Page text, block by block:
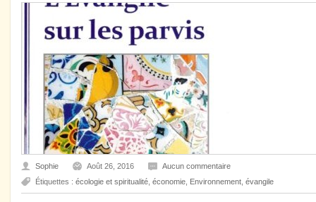
Sophie Août 26, 2016
Aucun commentaire
Étiquettes : écologie et spiritualité économie Environnement évangile